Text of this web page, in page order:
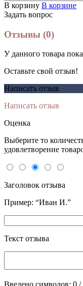
В корзину В корзине
Задать вопрос
Отзывы (0)
У данного товара
Оставьте свой отзыв!
Написать отзыв
Написать отзыв
Оценка
Выберите то
удовлетворение
Заголовок отзыва
Пример: “Иван И.”
Текст отзыва